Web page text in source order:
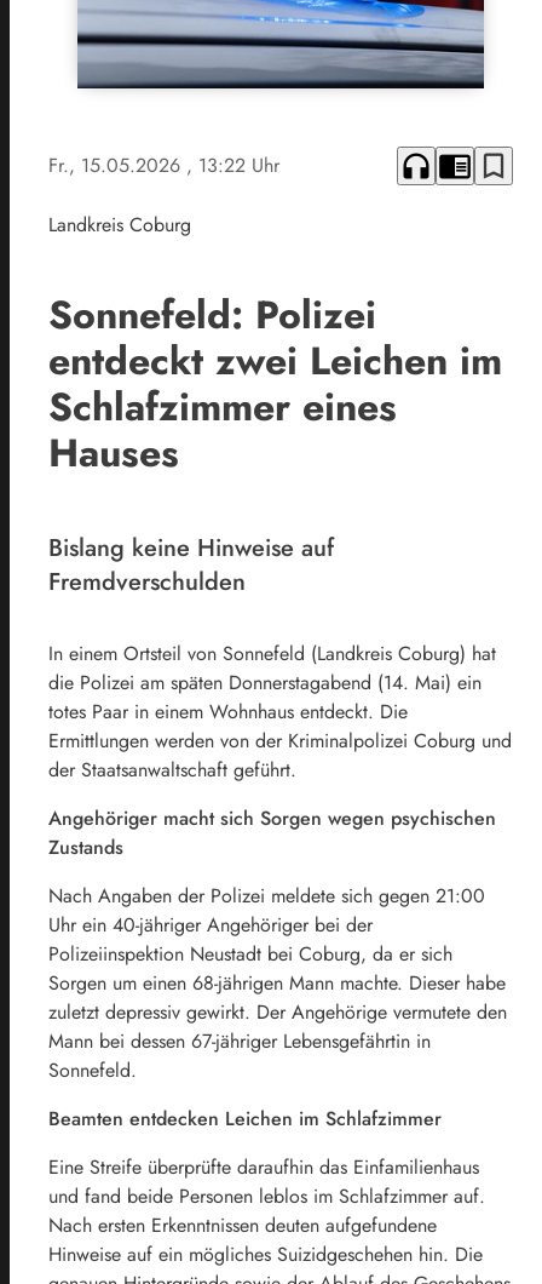
Fr., 15.05.2026 , 13:22 Uhr headphones chrome_reader_mode bookmark_border
Landkreis Coburg
Sonnefeld: Polizei
entdeckt zwei Leichen im
Schlafzimmer eines
Hauses
Bislang keine Hinweise auf
Fremdverschulden
In einem Ortsteil von Sonnefeld (Landkreis Coburg) hat
die Polizei am späten Donnerstagabend (14. Mai) ein
totes Paar in einem Wohnhaus entdeckt. Die
Ermittlungen werden von der Kriminalpolizei Coburg und
der Staatsanwaltschaft geführt.
Angehöriger macht sich Sorgen wegen psychischen
Zustands
Nach Angaben der Polizei meldete sich gegen 21:00
Uhr ein 40-jähriger Angehöriger bei der
Polizeiinspektion Neustadt bei Coburg, da er sich
Sorgen um einen 68-jährigen Mann machte. Dieser habe
zuletzt depressiv gewirkt. Der Angehörige vermutete den
Mann bei dessen 67-jähriger Lebensgefährtin in
Sonnefeld.
Beamten entdecken Leichen im Schlafzimmer
Eine Streife überprüfte daraufhin das Einfamilienhaus
und fand beide Personen leblos im Schlafzimmer auf.
Nach ersten Erkenntnissen deuten aufgefundene
Hinweise auf ein mögliches Suizidgeschehen hin. Die